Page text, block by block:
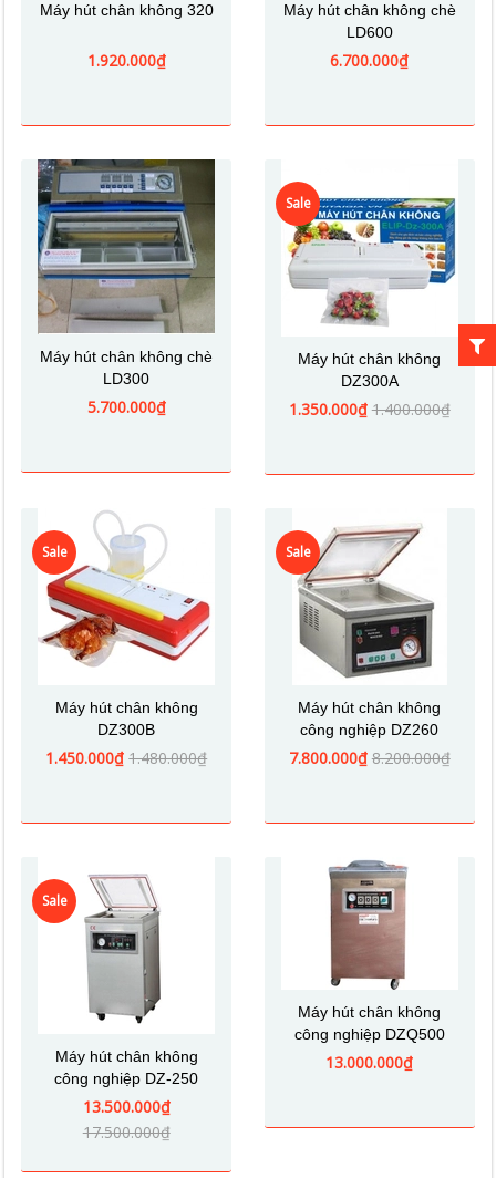
Máy hút chân không 320
1.920.000₫
Máy hút chân không chè
LD600
6.700.000₫
Máy hút chân không chè
LD300
5.700.000₫
Sale
Máy hút chân không
DZ300A
1.350.000₫ 1.400.000₫
Sale
Máy hút chân không
DZ300B
1.450.000₫ 1.480.000₫
Sale
Máy hút chân không
công nghiệp DZ260
7.800.000₫ 8.200.000₫
Sale
Máy hút chân không
công nghiệp DZ-250
13.500.000₫
17.500.000₫
Máy hút chân không
công nghiệp DZQ500
13.000.000₫